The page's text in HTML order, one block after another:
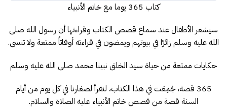
كتاب 365 يوما مع خاتم الأنبياء
سيشعر الأطفال عند سماع قصص الكتاب وقراءتها أن رسول الله صلى
الله عليه وسلم زائرًا في بيوتهم ويمضون في قراءته أوقاتاً ممتعة ولا تنسى.
حكايات ممتعة من حياة سيد الخلق نبينا محمد صلى الله عليه وسلم
365 قصة، جُمِعَت في هذا الكتاب، لنقرأ لصغارنا في كل يوم من أيام
السنة قصة من قصص خاتم الأنبياء عليه الصلاة والسلام.